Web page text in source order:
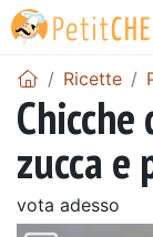
Ricette
zucca e
vota adesso